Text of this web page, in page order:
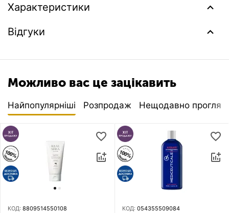
Характеристики
Відгуки
Можливо вас це зацікавить
Найпопулярніші Розпродаж Нещодавно
КОД: 8809514550108 КОД: 054355509084